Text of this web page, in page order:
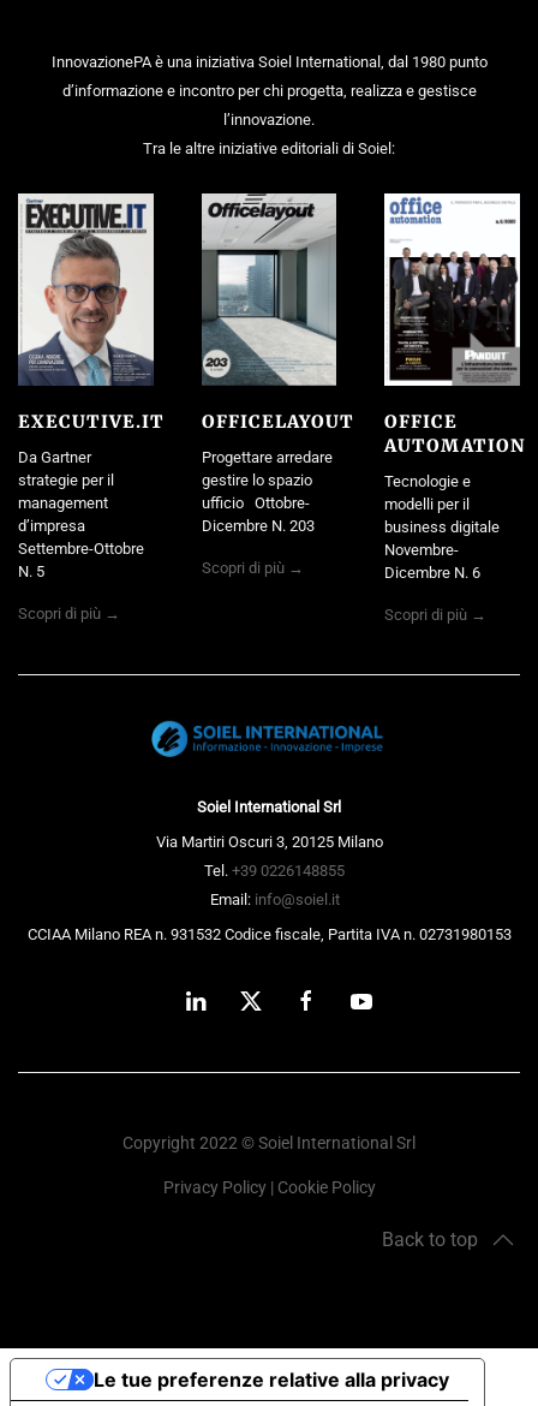
InnovazionePA è una iniziativa Soiel International, dal 1980 punto
d’informazione e incontro per chi progetta, realizza e gestisce
l’innovazione.
Tra le altre iniziative editoriali di Soiel:
EXECUTIVE.IT
Da Gartner
strategie per il
management
d’impresa
Settembre-Ottobre
N. 5
Scopri di più →
OFFICELAYOUT
Progettare arredare
gestire lo spazio
ufficio Ottobre-
Dicembre N. 203
Scopri di più →
OFFICE
AUTOMATION
Tecnologie e
modelli per il
business digitale
Novembre-
Dicembre N. 6
Scopri di più →
Soiel International Srl
Via Martiri Oscuri 3, 20125 Milano
Tel. +39 0226148855
Email: info@soiel.it
CCIAA Milano REA n. 931532 Codice fiscale, Partita IVA n. 02731980153
Copyright 2022 © Soiel International Srl
Privacy Policy| Cookie Policy
Back to top
Le tue preferenze relative alla privacy